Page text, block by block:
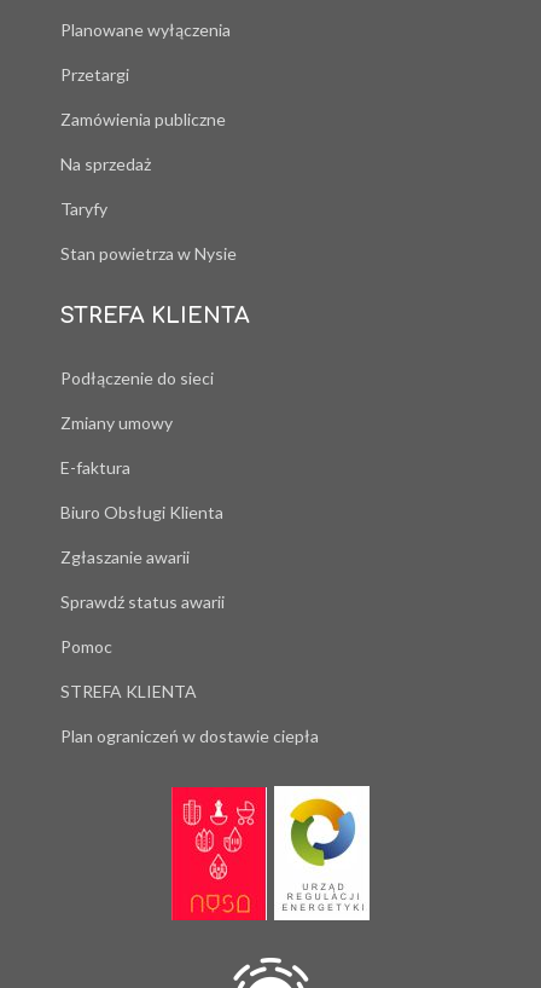
Planowane wyłączenia
Przetargi
Zamówienia publiczne
Na sprzedaż
Taryfy
Stan powietrza w Nysie
STREFA KLIENTA
Podłączenie do sieci
Zmiany umowy
E-faktura
Biuro Obsługi Klienta
Zgłaszanie awarii
Sprawdź status awarii
Pomoc
STREFA KLIENTA
Plan ograniczeń w dostawie ciepła